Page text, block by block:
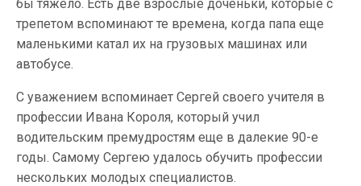
бы тяжело. Есть две взрослые доченьки, которые с
трепетом вспоминают те времена, когда папа еще
маленькими катал их на грузовых машинах или
автобусе.
С уважением вспоминает Сергей своего учителя в
профессии Ивана Короля, который учил
водительским премудростям еще в далекие 90-е
годы. Самому Сергею удалось обучить профессии
нескольких молодых специалистов.